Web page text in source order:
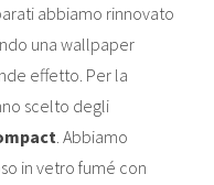
abbiamo rinnovato
una wallpaper
effetto. Per la
scelto degli
. Abbiamo
in vetro fumé con